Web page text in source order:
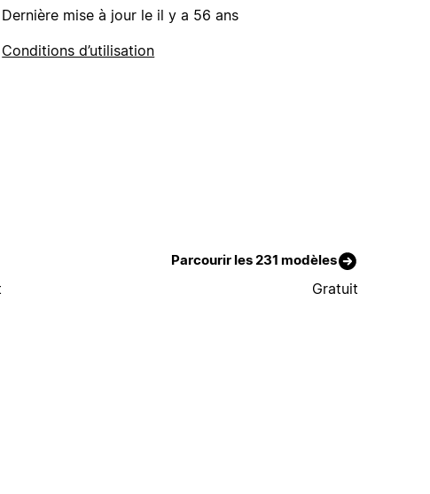
Dernière mise à jour le il y a 56 ans
Conditions d’utilisation
Parcourir les 231 modèles
Gratuit